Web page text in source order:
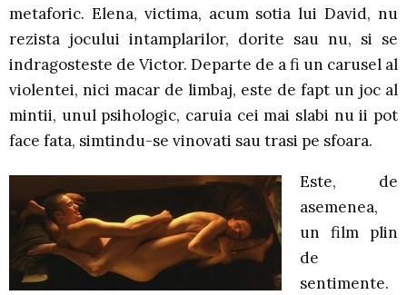
metaforic. Elena, victima, acum sotia lui David, nu
rezista jocului intamplarilor, dorite sau nu, si se
indragosteste de Victor. Departe de a fi un carusel al
violentei, nici macar de limbaj, este de fapt un joc al
mintii, unul psihologic, caruia cei mai slabi nu ii pot
face fata, simtindu-se vinovati sau trasi pe sfoara.
Este, de
asemenea,
un film plin
de
sentimente.